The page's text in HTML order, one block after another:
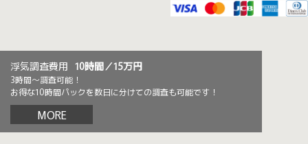
浮気調査費用 10時間／15万円
3時間～調査可能！
お得な10時間パックを数日に分けての調査も可能です！
MORE